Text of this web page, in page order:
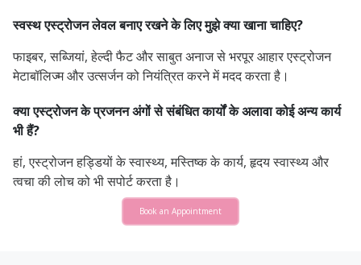
स्वस्थ एस्ट्रोजन लेवल बनाए रखने के लिए मुझे क्या खाना चाहिए?
फाइबर, सब्जियां, हेल्दी फैट और साबुत अनाज से भरपूर आहार एस्ट्रोजन
मेटाबॉलिज्म और उत्सर्जन को नियंत्रित करने में मदद करता है।
क्या एस्ट्रोजन के प्रजनन अंगों से संबंधित कार्यों के अलावा कोई अन्य कार्य
भी हैं?
हां, एस्ट्रोजन हड्डियों के स्वास्थ्य, मस्तिष्क के कार्य, हृदय स्वास्थ्य और
त्वचा की लोच को भी सपोर्ट करता है।
Book an Appointment